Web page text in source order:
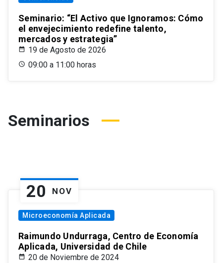
Seminario: “El Activo que Ignoramos: Cómo
el envejecimiento redefine talento,
mercados y estrategia”
19 de Agosto de 2026
09:00 a 11:00 horas
Seminarios
20 NOV
Microeconomía Aplicada
Raimundo Undurraga, Centro de Economía
Aplicada, Universidad de Chile
20 de Noviembre de 2024